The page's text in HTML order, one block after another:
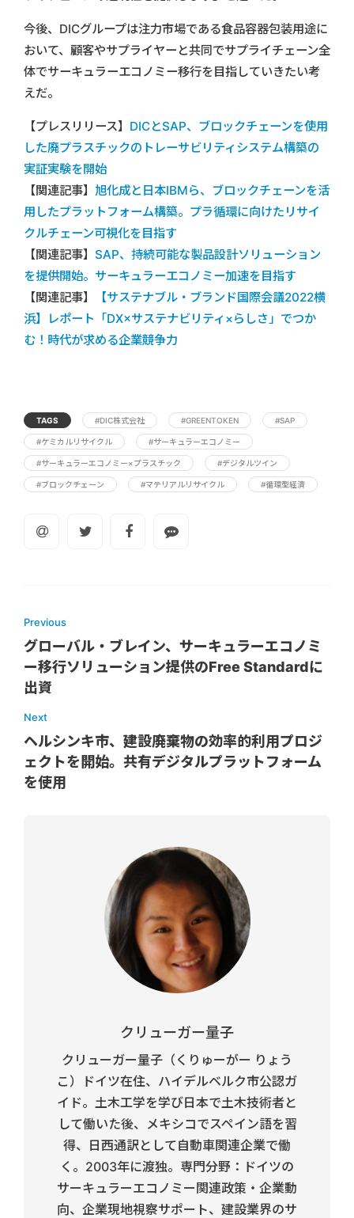
今後、DICグループは注力市場である食品容器包装用途に
おいて、顧客やサプライヤーと共同でサプライチェーン全
体でサーキュラーエコノミー移行を目指していきたい考
えだ。
【プレスリリース】 DICとSAP、ブロックチェーンを使用
した廃プラスチックのトレーサビリティシステム構築の
実証実験を開始
【関連記事】 旭化成と日本IBMら、ブロックチェーンを活
用したプラットフォーム構築。プラ循環に向けたリサイ
クルチェーン可視化を目指す
【関連記事】 SAP、持続可能な製品設計ソリューション
を提供開始。サーキュラーエコノミー加速を目指す
【関連記事】
【サステナブル・ブランド国際会議2022横
浜】レポート「DX×サステナビリティ×らしさ」でつか
む！時代が求める企業競争力
TAGS #DIC株式会社 #GREENTOKEN #SAP
#ケミカルリサイクル #サーキュラーエコノミー
#サーキュラーエコノミー×プラスチック #デジタルツイン
#ブロックチェーン #マテリアルリサイクル #循環型経済
Previous
グローバル・ブレイン、サーキュラーエコノミ
ー移行ソリューション提供のFree Standardに
出資
Next
ヘルシンキ市、建設廃棄物の効率的利用プロジ
ェクトを開始。共有デジタルプラットフォーム
を使用
クリューガー量子
クリューガー量子（くりゅーがー りょう
こ）ドイツ在住、ハイデルベルク市公認ガ
イド。土木工学を学び日本で土木技術者と
して働いた後、メキシコでスペイン語を習
得、日西通訳として自動車関連企業で働
く。2003年に渡独。専門分野：ドイツの
サーキュラーエコノミー関連政策・企業動
向、企業現地視察サポート、建設業界のサ